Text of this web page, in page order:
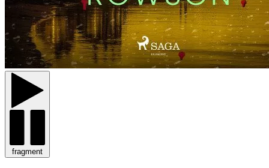
fragment